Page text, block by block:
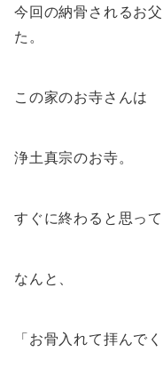
今回の納骨されるお
た。
この家のお寺さんは
浄土真宗のお寺。
すぐに終わると思って
なんと、
「お骨入れて拝んで